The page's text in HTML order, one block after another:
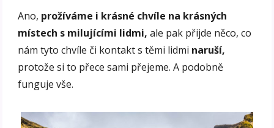
Ano, prožíváme i krásné chvíle na krásných
místech s milujícími lidmi, ale pak přijde něco, co
nám tyto chvíle či kontakt s těmi lidmi naruší,
protože si to přece sami přejeme. A podobně
funguje vše.